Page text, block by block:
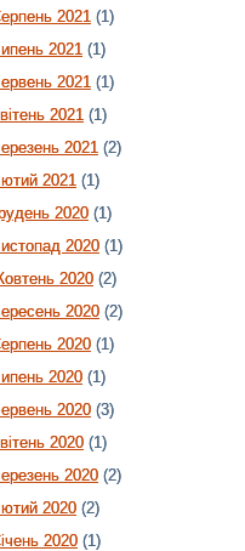
2021 (1)
2021 (1)
2021 (1)
2021 (1)
2021 (2)
2021 (1)
2020 (1)
2020 (1)
2020 (2)
2020 (2)
2020 (1)
2020 (1)
2020 (3)
2020 (1)
2020 (2)
2020 (2)
2020 (1)